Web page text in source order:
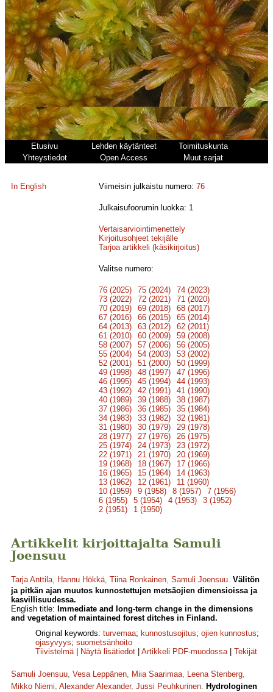
Etusivu Lehden käytänteet
Toimituskunta
Yhteystiedot
Open Access Muut sarjat
In English Viimeisin julkaistu numero:76
Julkaisufoorumin luokka: 1
Vertaisarviointimenettely
Kirjoitusohjeet tekijälle
Tarjoa artikkeli (käsikirjoitus)
Valitse numero:
76 (2025) 75 (2024)
74 (2023)
73 (2022)
72 (2021)
71 (2020)
70 (2019)
69 (2018)
68 (2017)
67 (2016)
66 (2015)
65 (2014)
64 (2013)
63 (2012)
62 (2011)
61 (2010)
60 (2009)
59 (2008)
58 (2007)
57 (2006)
56 (2005)
55 (2004)
54 (2003)
53 (2002)
52 (2001)
51 (2000)
50 (1999)
49 (1998)
48 (1997)
47 (1996)
46 (1995)
45 (1994)
44 (1993)
43 (1992)
42 (1991)
41 (1990)
40 (1989)
39 (1988)
38 (1987)
37 (1986)
36 (1985)
35 (1984)
34 (1983)
33 (1982)
32 (1981)
31 (1980)
30 (1979)
29 (1978)
28 (1977)
27 (1976)
26 (1975)
25 (1974)
24 (1973)
23 (1972)
22 (1971)
21 (1970)
20 (1969)
19 (1968)
18 (1967)
17 (1966)
16 (1965)
15 (1964)
14 (1963)
13 (1962)
12 (1961)
11 (1960)
10 (1959)
9 (1958) 8 (1957)
7 (1956)
6 (1955)
5 (1954) 4 (1953)
3 (1952)
2 (1951)
1 (1950)
Artikkelit kirjoittajalta Samuli
Joensuu
Tarja Anttila, Hannu Hökkä, Tiina Ronkainen, Samuli Joensuu. Välitön
ja pitkän ajan muutos kunnostettujen metsäojien dimensioissa ja
kasvillisuudessa.
English title: Immediate and long-term change in the dimensions
and vegetation of maintained forest ditches in Finland.
Original keywords: turvemaa; kunnostusojitus; ojien kunnostus;
ojasyvyys; suometsänhoito
Tiivistelmä| Näytä lisätiedot Artikkeli PDF-muodossa| Tekijät
Samuli Joensuu, Vesa Leppänen, Miia Saarimaa, Leena Stenberg,
Mikko Niemi, Alexander Alexander, Jussi Peuhkurinen. Hydrologinen